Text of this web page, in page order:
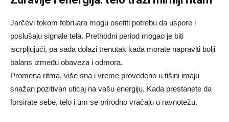
Jarčevi tokom februara mogu osetiti potrebu da uspore i
poslušaju signale tela. Prethodni period mogao je biti
iscrpljujući, pa sada dolazi trenutak kada morate napraviti bolji
balans između obaveza i odmora.
Promena ritma, više sna i vreme provedeno u tišini imaju
snažan pozitivan uticaj na vašu energiju. Kada prestanete da
forsirate sebe, telo i um se prirodno vraćaju u ravnotežu.